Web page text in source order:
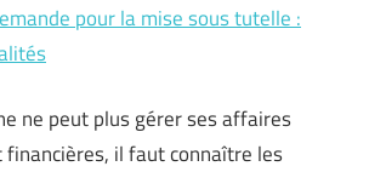
pour la mise sous tutelle :
ne peut plus gérer ses affaires
financières, il faut connaître les